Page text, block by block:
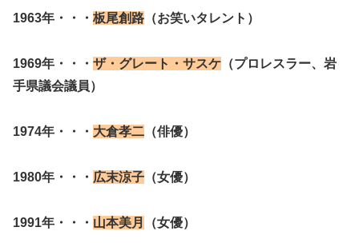
1963年・・・ 板尾創路 （お笑いタレント）
1969年・・・ ザ・グレート・サスケ （プロレスラー、岩
手県議会議員）
1974年・・・ 大倉孝二 （俳優）
1980年・・・ 広末涼子 （女優）
1991年・・・ 山本美月 （女優）